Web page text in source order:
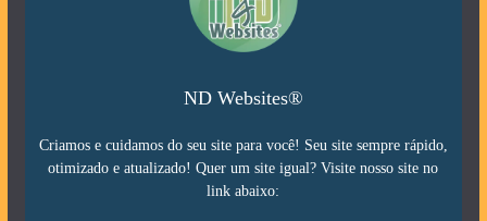
ND Websites®
Criamos e cuidamos do seu site para você! Seu site sempre rápido,
otimizado e atualizado! Quer um site igual? Visite nosso site no
link abaixo: